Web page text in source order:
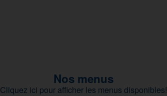
Nos menus
Cliquez ici pour afficher les menus disponibles!